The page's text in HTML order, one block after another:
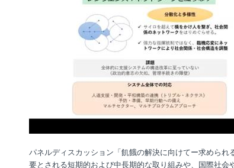
パネルディスカッション「飢餓の解決に向けてー求められ
要とされる短期的および中長期的な取り組みや、国際社会